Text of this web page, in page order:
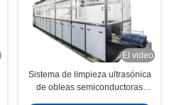
El video
Sistema de limpieza ultrasónica
de obleas semiconductoras